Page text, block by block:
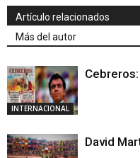
Artículo relacionados
Más del autor
INTERNACIONAL
David